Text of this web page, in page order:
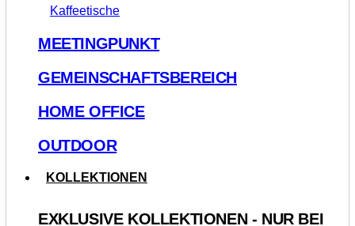
Kaffeetische
MEETINGPUNKT
GEMEINSCHAFTSBEREICH
HOME OFFICE
OUTDOOR
KOLLEKTIONEN
EXKLUSIVE KOLLEKTIONEN - NUR BEI